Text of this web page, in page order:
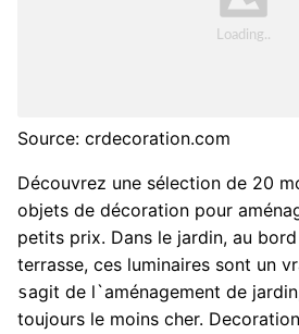
Source: crdecoration.com
Découvrez une sélection de 20
objets de décoration pour
petits prix. Dans le jardin, au
terrasse, ces luminaires sont un
sagit de l`aménagement de
toujours le moins cher.